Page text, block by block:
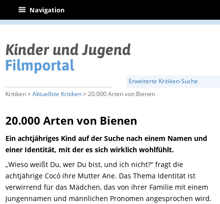
| Navigation
Erweiterte Kritiken-Suche
Kritiken >Aktuellste Kritiken> 20.000 Arten von Bienen
20.000 Arten von Bienen
Ein achtjähriges Kind auf der Suche nach einem Namen und
einer Identität, mit der es sich wirklich wohlfühlt.
„Wieso weißt Du, wer Du bist, und ich nicht?“ fragt die
achtjährige Cocó ihre Mutter Ane. Das Thema Identität ist
verwirrend für das Mädchen, das von ihrer Familie mit einem
Jungennamen und männlichen Pronomen angesprochen wird.